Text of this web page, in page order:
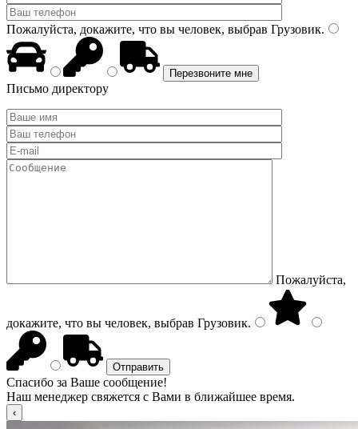
Пожалуйста, докажите, что вы человек, выбрав Грузовик.
Письмо директору
Пожалуйста,
докажите, что вы человек, выбрав Грузовик.
Спасибо за Ваше сообщение!
Наш менеджер свяжется с Вами в ближайшее время.